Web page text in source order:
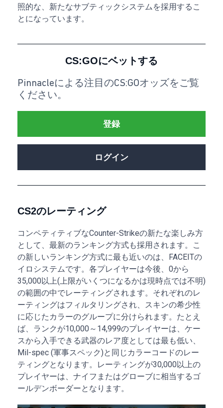
照的な、新たなサブティックシステムを採用するこ
とになっています。
CS:GOにベットする
Pinnacleによる注目のCS:GOオッズをご覧
ください。
登録
ログイン
CS2のレーティング
コンペティティブなCounter-Strikeの新たな楽しみ方
として、最新のランキング方式も採用されます。こ
の新しいランキング方式に最も近いのは、FACEITの
イロシステムです。各プレイヤーは今後、0から
35,000以上(上限がいくつになるかは現時点では不明)
の範囲の中でレーティングされます。それぞれのレ
ーティングはフィルタリングされ、スキンの希少性
に応じたカラーのグループに分けられます。たとえ
ば、ランクが10,000～14,999のプレイヤーは、ケー
スから入手できる武器のレア度としては最も低い、
Mil-spec (軍事スペック)と同じカラーコードのレー
ティングとなります。レーティングが30,000以上の
プレイヤーは、ナイフまたはグローブに相当するゴ
ールデンボーダーとなります。